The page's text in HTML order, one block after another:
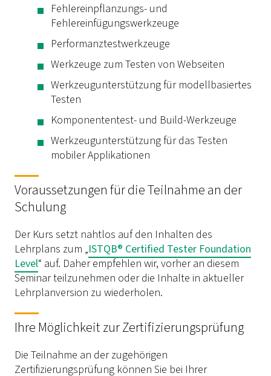
Fehlereinpflanzungs- und
Fehlereinfügungswerkzeuge
Performanztestwerkzeuge
Werkzeuge zum Testen von Webseiten
Werkzeugunterstützung für modellbasiertes
Testen
Komponententest- und Build-Werkzeuge
Werkzeugunterstützung für das Testen
mobiler Applikationen
Voraussetzungen für die Teilnahme an der
Schulung
Der Kurs setzt nahtlos auf den Inhalten des
Lehrplans zum „ISTQB® Certified Tester Foundation
Level“ auf. Daher empfehlen wir, vorher an diesem
Seminar teilzunehmen oder die Inhalte in aktueller
Lehrplanversion zu wiederholen.
Ihre Möglichkeit zur Zertifizierungsprüfung
Die Teilnahme an der zugehörigen
Zertifizierungsprüfung können Sie bei Ihrer